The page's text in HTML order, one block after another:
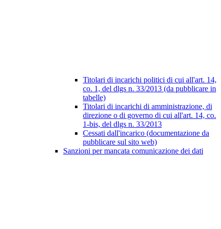
Titolari di incarichi politici di cui all'art. 14,
co. 1, del dlgs n. 33/2013 (da pubblicare in
tabelle)
Titolari di incarichi di amministrazione, di
direzione o di governo di cui all'art. 14, co.
1-bis, del dlgs n. 33/2013
Cessati dall'incarico (documentazione da
pubblicare sul sito web)
Sanzioni per mancata comunicazione dei dati